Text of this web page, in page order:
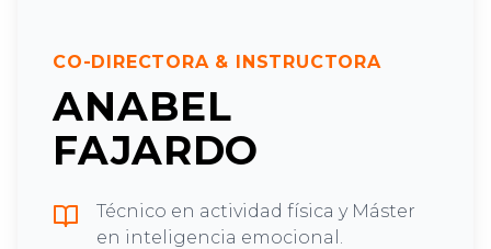
CO-DIRECTORA & INSTRUCTORA
ANABEL
FAJARDO
Técnico en actividad física y Máster
en inteligencia emocional.